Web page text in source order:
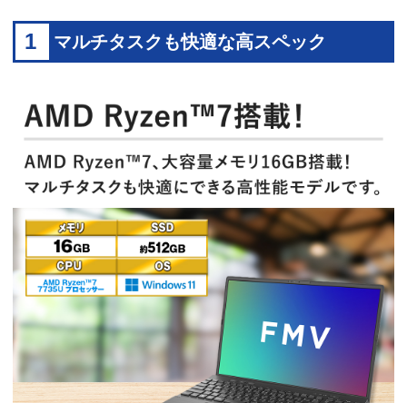
1 マルチタスクも快適な高スペック